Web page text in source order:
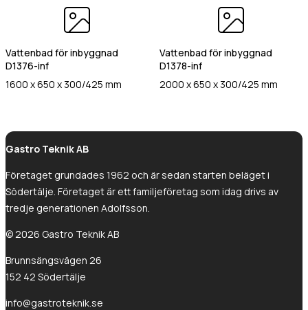
Vattenbad för inbyggnad
D1376-inf
1600 x 650 x 300/425 mm
Vattenbad för inbyggnad
D1378-inf
2000 x 650 x 300/425 mm
Gastro Teknik AB
Företaget grundades 1962 och är sedan starten beläget i
Södertälje. Företaget är ett familjeföretag som idag drivs av
tredje generationen Adolfsson.
© 2026 Gastro Teknik AB
Brunnsängsvägen 26
152 42 Södertälje
info@gastroteknik.se
godkänner
Tekniks